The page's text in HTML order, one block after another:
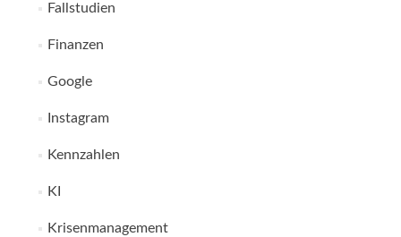
Fallstudien
Finanzen
Google
Instagram
Kennzahlen
KI
Krisenmanagement